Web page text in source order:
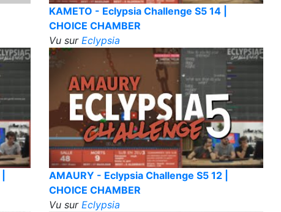
KAMETO - Eclypsia Challenge S5 14 |
CHOICE CHAMBER
Vu sur Eclypsia
AMAURY - Eclypsia Challenge S5 12 |
CHOICE CHAMBER
Vu sur Eclypsia